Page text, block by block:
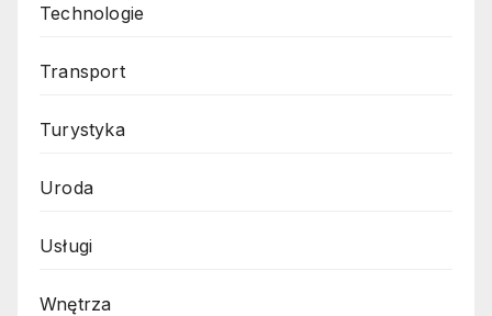
Technologie
Transport
Turystyka
Uroda
Usługi
Wnętrza